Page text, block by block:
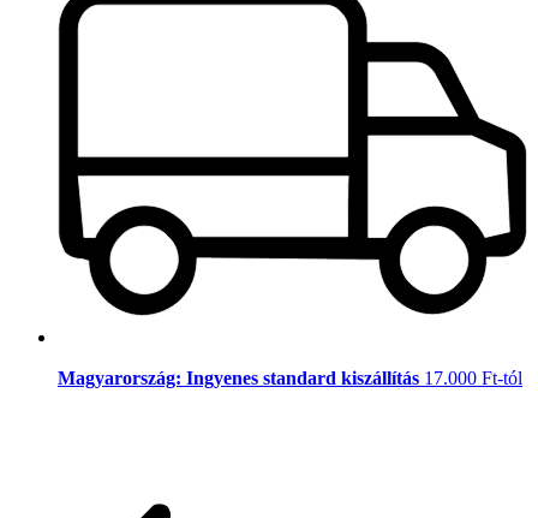
Magyarország: Ingyenes standard kiszállítás 17.000 Ft-tól